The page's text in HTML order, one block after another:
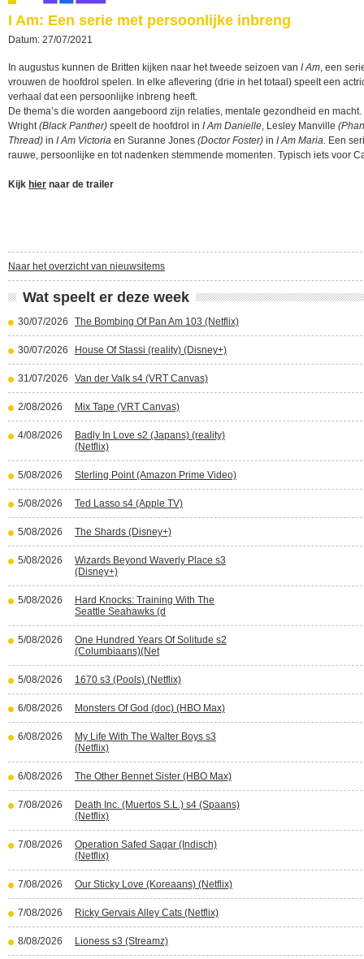
I Am: Een serie met persoonlijke inbreng
Datum: 27/07/2021
In augustus kunnen de Britten kijken naar het tweede seizoen van I Am, een
vrouwen de hoofdrol spelen. In elke aflevering (drie in het totaal) speelt een
verhaal dat een persoonlijke inbreng heeft.
De thema’s die worden aangeboord zijn relaties, mentale gezondheid en macht.
Wright(Black Panther) speelt de hoofdrol in I Am Danielle, Lesley Manville
Thread) in I Am Victoria en Suranne Jones (Doctor Foster) in I Am Maria. Een
rauwe, persoonlijke en tot nadenken stemmende momenten. Typisch iets voor
Kijk hier naar de trailer
Naar het overzicht van nieuwsitems
Wat speelt er deze week
30/07/2026 The Bombing Of Pan Am 103 (Netflix)
30/07/2026 House Of Stassi (reality) (Disney+)
31/07/2026 Van der Valk s4 (VRT Canvas)
2/08/2026 Mix Tape (VRT Canvas)
4/08/2026
Badly In Love s2 (Japans) (reality)
(Netflix)
5/08/2026 Sterling Point (Amazon Prime Video)
5/08/2026 Ted Lasso s4 (Apple TV)
5/08/2026 The Shards (Disney+)
5/08/2026
Wizards Beyond Waverly Place s3
(Disney+)
5/08/2026
Hard Knocks: Training With The
Seattle Seahawks (d
5/08/2026
One Hundred Years Of Solitude s2
(Columbiaans)(Net
5/08/2026 1670 s3 (Pools) (Netflix)
6/08/2026 Monsters Of God (doc) (HBO Max)
6/08/2026
My Life With The Walter Boys s3
(Netflix)
6/08/2026 The Other Bennet Sister (HBO Max)
7/08/2026
Death Inc. (Muertos S.L.) s4 (Spaans)
(Netflix)
7/08/2026
Operation Safed Sagar (Indisch)
(Netflix)
7/08/2026 Our Sticky Love (Koreaans) (Netflix)
7/08/2026 Ricky Gervais Alley Cats (Netflix)
8/08/2026 Lioness s3 (Streamz)